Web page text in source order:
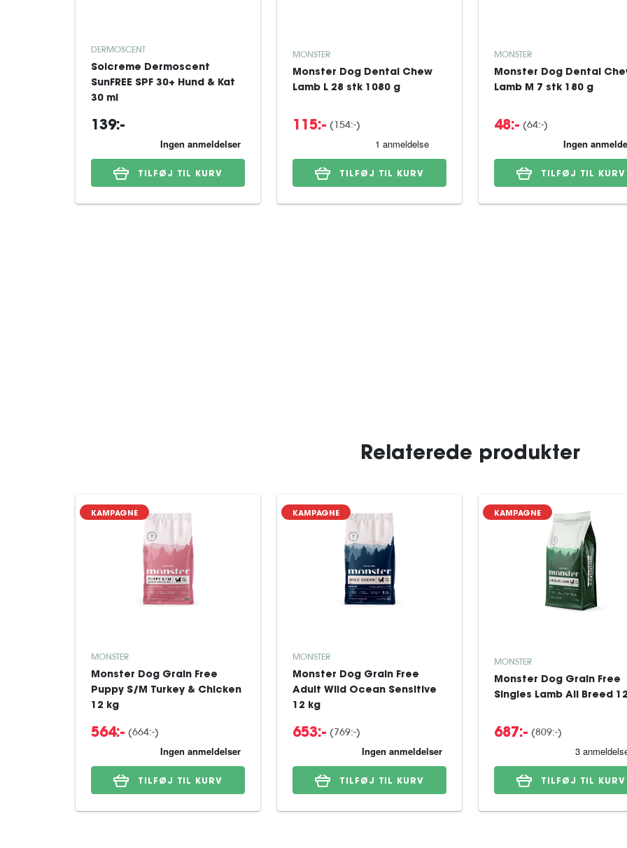
DERMOSCENT
Solcreme Dermoscent
SunFREE SPF 30+ Hund & Kat
30 ml
139:-
TILFØJ TIL KURV
MONSTER
Monster Dog Dental Chew
Lamb L 28 stk 1080 g
115:- (154:-)
TILFØJ TIL KURV
MONSTER
Monster Dog Dental
Lamb M 7 stk 180 g
48:- (64:-)
TILFØJ TIL KURV
Relaterede produkter
KAMPAGNE
MONSTER
Monster Dog Grain Free
Puppy S/M Turkey & Chicken
12 kg
564:- (664:-)
TILFØJ TIL KURV
KAMPAGNE
MONSTER
Monster Dog Grain Free
Adult Wild Ocean Sensitive
12 kg
653:- (769:-)
TILFØJ TIL KURV
KAMPAGNE
MONSTER
Monster Dog Grain Free
Singles Lamb All Breed
687:- (809:-)
TILFØJ TIL KURV